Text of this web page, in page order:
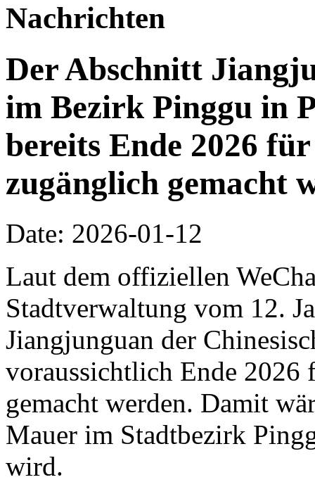
Nachrichten
Der Abschnitt
im Bezirk Pinggu in
bereits Ende 2026
zugänglich gemacht
Date: 2026-01-12
Laut dem offiziellen
Stadtverwaltung vom 12.
Jiangjunguan der
voraussichtlich Ende
gemacht werden. Damit
Mauer im Stadtbezirk
wird.